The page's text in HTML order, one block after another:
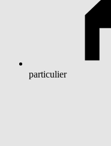
particulier